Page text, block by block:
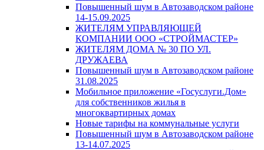
Повышенный шум в Автозаводском районе
14-15.09.2025
ЖИТЕЛЯМ УПРАВЛЯЮЩЕЙ
КОМПАНИИ ООО «СТРОЙМАСТЕР»
ЖИТЕЛЯМ ДОМА № 30 ПО УЛ.
ДРУЖАЕВА
Повышенный шум в Автозаводском районе
31.08.2025
Мобильное приложение «Госуслуги.Дом»
для собственников жилья в
многоквартирных домах
Новые тарифы на коммунальные услуги
Повышенный шум в Автозаводском районе
13-14.07.2025